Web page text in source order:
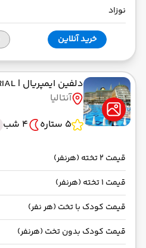
نوزاد
خرید آنلاین
دلفین ایمپریال | DELPHIN IMPERIAL
آنتالیا
5 ستاره
4 شب
قیمت 2 تخته (هرنفر)
قیمت 1 تخته (هرنفر)
قیمت کودک با تخت (هر نفر)
قیمت کودک بدون تخت (هرنفر)